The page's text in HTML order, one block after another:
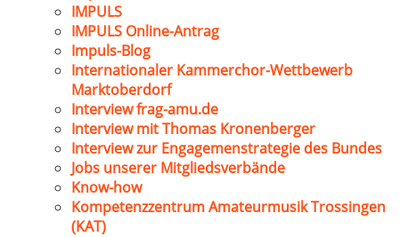
IMPULS
IMPULS Online-Antrag
Impuls-Blog
Internationaler Kammerchor-Wettbewerb
Marktoberdorf
Interview frag-amu.de
Interview mit Thomas Kronenberger
Interview zur Engagemenstrategie des Bundes
Jobs unserer Mitgliedsverbände
Know-how
Kompetenzzentrum Amateurmusik Trossingen
(KAT)